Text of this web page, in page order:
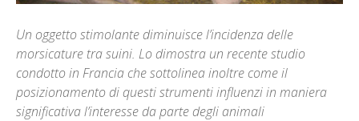
Un oggetto stimolante diminuisce l’incidenza delle
morsicature tra suini. Lo dimostra un recente studio
condotto in Francia che sottolinea inoltre come il
posizionamento di questi strumenti influenzi in maniera
significativa l’interesse da parte degli animali